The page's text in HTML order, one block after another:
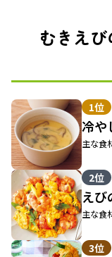
むきえ
1位
冷や
主な食
2位
えび
主な食
3位